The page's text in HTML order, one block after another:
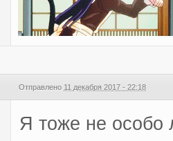
Отправлено 11 декабря 2017 - 22:18
Я тоже не особо